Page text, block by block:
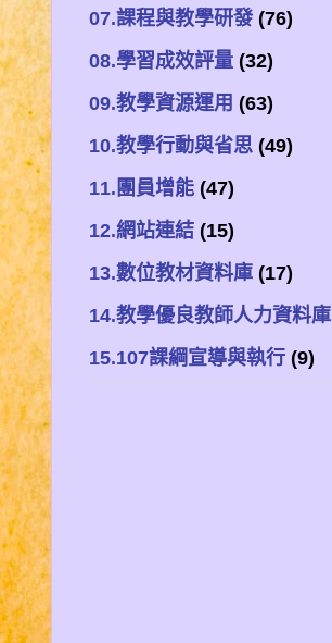
07.課程與教學研發 (76)
08.學習成效評量 (32)
09.教學資源運用 (63)
10.教學行動與省思 (49)
11.團員增能 (47)
12.網站連結 (15)
13.數位教材資料庫 (17)
14.教學優良教師人力資料庫
15.107課綱宣導與執行 (9)